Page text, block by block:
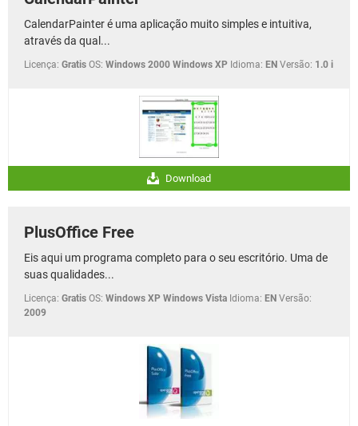
CalendarPainter é uma aplicação muito simples e intuitiva,
através da qual...
Licença: Gratis OS: Windows 2000 Windows XP Idioma: EN Versão: 1.0 i
Download
PlusOffice Free
Eis aqui um programa completo para o seu escritório. Uma de
suas qualidades...
Licença: Gratis OS: Windows XP Windows Vista Idioma: EN Versão:
2009